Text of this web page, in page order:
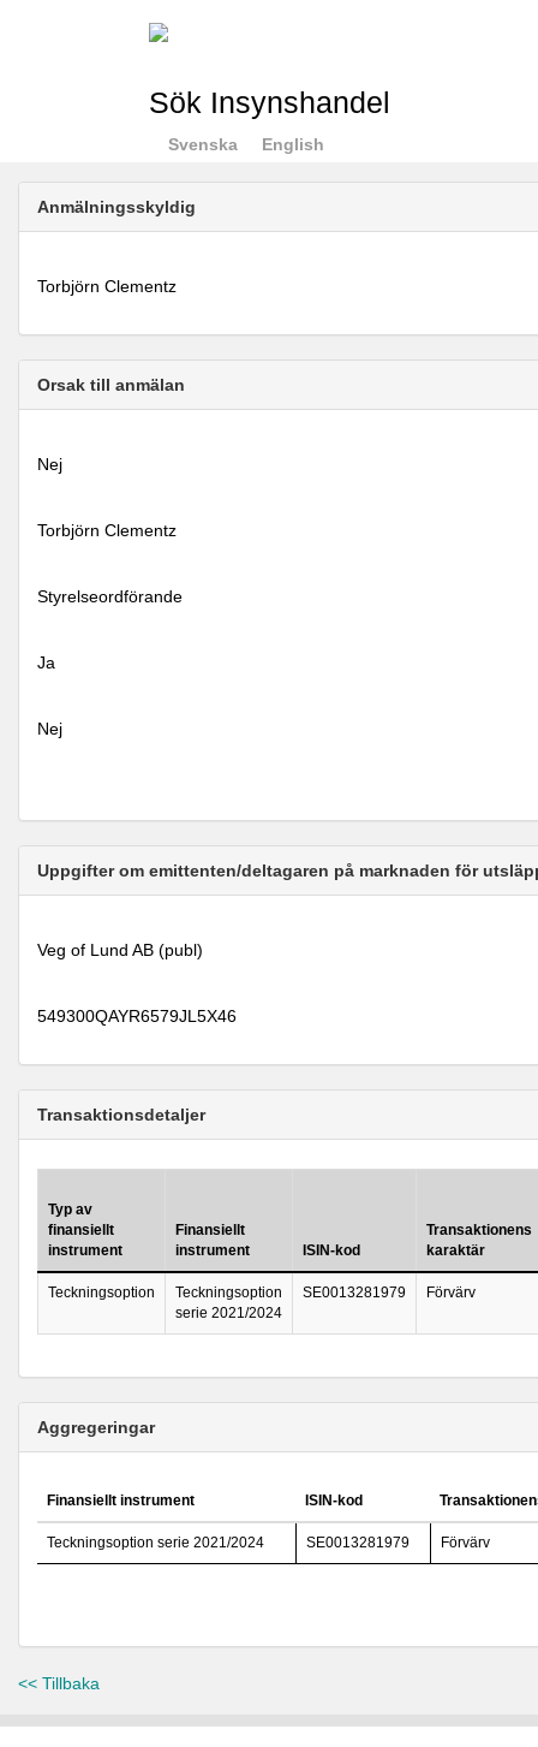
Sök Insynshandel
Svenska English
Anmälningsskyldig
Torbjörn Clementz
Orsak till anmälan
Nej
Torbjörn Clementz
Styrelseordförande
Ja
Nej
Uppgifter om emittenten/deltagaren på marknaden för
Veg of Lund AB (publ)
549300QAYR6579JL5X46
Transaktionsdetaljer
Typ av
finansiellt
instrument
Finansiellt
instrument
ISIN-kod
Transaktionens
karaktär
Teckningsoption
Teckningsoption
serie 2021/2024
SE0013281979 Förvärv
Aggregeringar
Finansiellt instrument ISIN-kod
Teckningsoption serie 2021/2024 SE0013281979 Förvärv
<< Tillbaka